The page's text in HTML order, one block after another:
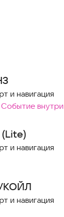
топлива
и навигация
:
событие внутри
и навигация
и навигация